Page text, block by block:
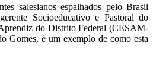
salesianos espalhados pelo Brasil
Socioeducativo e Pastoral do
do Distrito Federal (CESAM-
Gomes, é um exemplo de como esta